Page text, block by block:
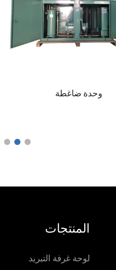
وحدة ضاغطة
المنتجات
لوحة غرفة التبريد